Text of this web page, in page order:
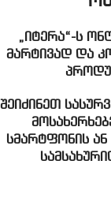
„იტერა“-ს
მარტივად და
შეიძინეთ
სმარტფონის